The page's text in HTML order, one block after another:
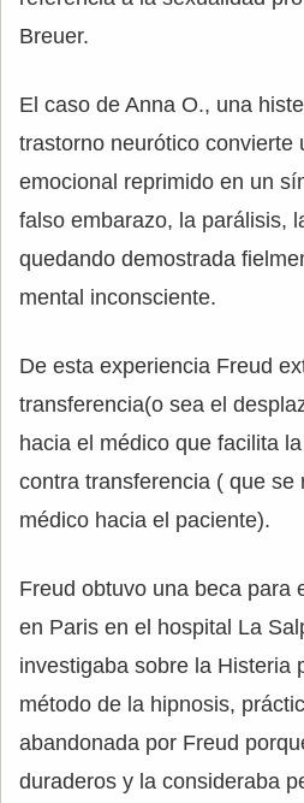
Breuer.
El caso de Anna O., una
trastorno neurótico convierte
emocional reprimido en un
falso embarazo, la parálisis,
quedando demostrada
mental inconsciente.
De esta experiencia Freud
transferencia(o sea el
hacia el médico que facilita
contra transferencia ( que se
médico hacia el paciente).
Freud obtuvo una beca para
en Paris en el hospital La
investigaba sobre la Histeria
método de la hipnosis,
abandonada por Freud
duraderos y la consideraba